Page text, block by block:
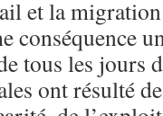
et la
conséquence
tous les jours
ont résulté